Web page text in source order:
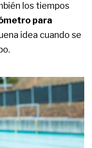
los tiempos
para
idea cuando se